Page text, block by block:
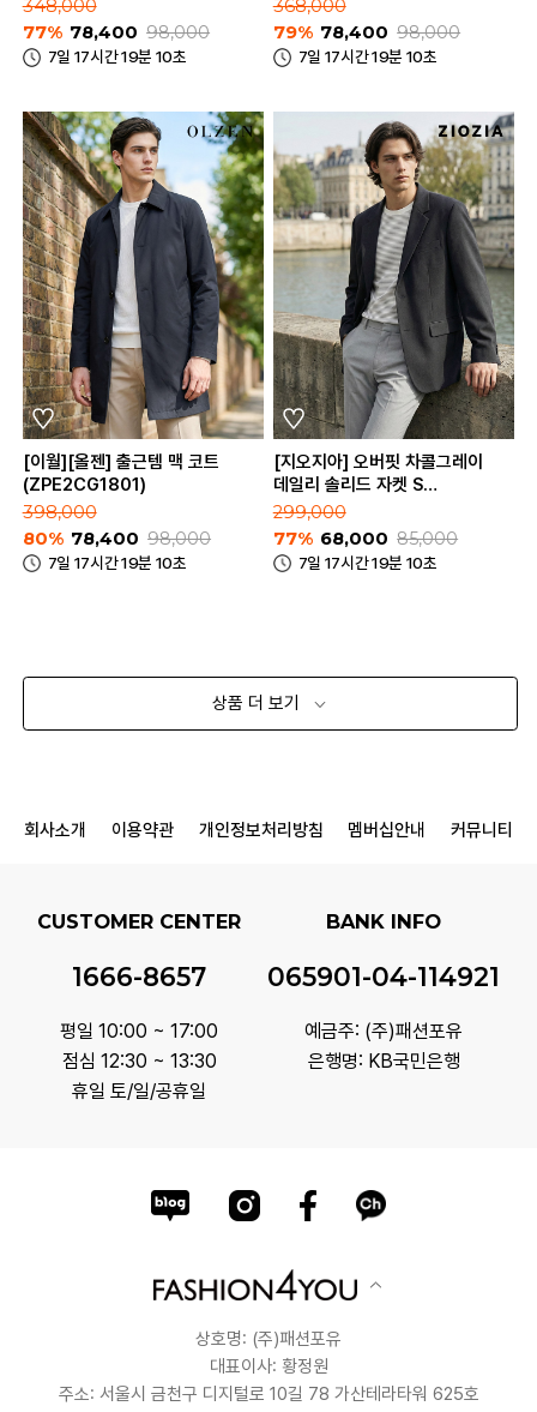
348,000
77% 78,400 98,000
7일 17시간 19분 10초
368,000
79% 78,400 98,000
7일 17시간 19분 10초
[이월][올젠] 출근템 맥 코트
(ZPE2CG1801)
398,000
80% 78,400 98,000
7일 17시간 19분 10초
[지오지아] 오버핏 차콜그레이
데일리 솔리드 자켓 S
(ABE1KG1101_CGR)
299,000
77% 68,000 85,000
7일 17시간 19분 10초
상품 더 보기
회사소개 이용약관 개인정보처리방침 멤버십안내 커뮤니티
CUSTOMER CENTER
1666-8657
평일 10:00 ~ 17:00
점심 12:30 ~ 13:30
휴일 토/일/공휴일
BANK INFO
065901-04-114921
예금주: (주)패션포유
은행명: KB국민은행
상호명: (주)패션포유
대표이사: 황정원
주소: 서울시 금천구 디지털로 10길 78 가산테라타워 625호